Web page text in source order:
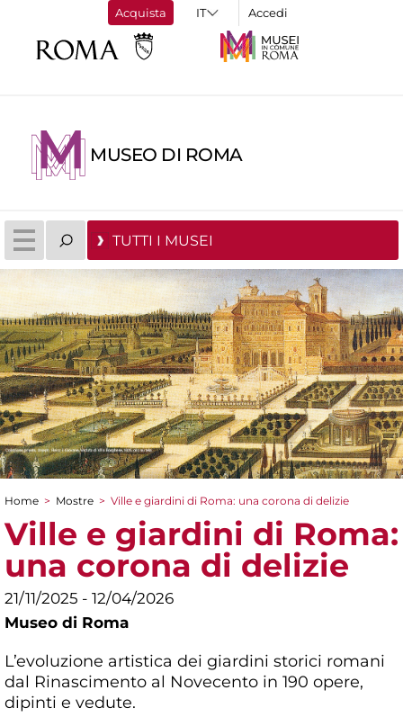
Acquista Accedi
MUSEO DI ROMA
TUTTI I MUSEI
Tu sei qui
Home > Mostre > Ville e giardini di Roma: una corona di delizie
Ville e giardini di Roma:
una corona di delizie
21/11/2025 - 12/04/2026
Museo di Roma
L’evoluzione artistica dei giardini storici romani
dal Rinascimento al Novecento in 190 opere,
dipinti e vedute.